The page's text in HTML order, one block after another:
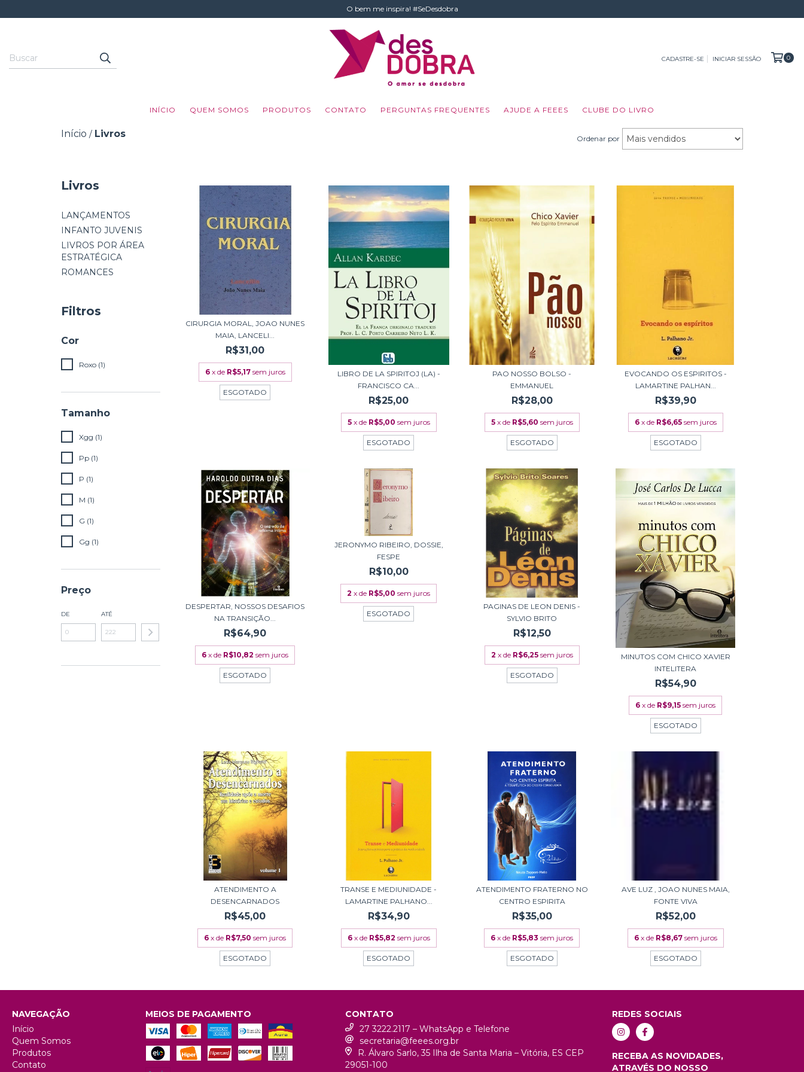
O bem me inspira! #SeDesdobra
CADASTRE-SE INICIAR SESSÃO 0
INÍCIO QUEM SOMOS PRODUTOS CONTATO PERGUNTAS FREQUENTES AJUDE A FEEES CLUBE DO LIVRO
Início / Livros Ordenar por
Livros
LANÇAMENTOS
INFANTO JUVENIS
LIVROS POR ÁREA
ESTRATÉGICA
ROMANCES
Filtros
Cor
Roxo (1)
Tamanho
Xgg (1)
Pp (1)
P (1)
M (1)
G (1)
Gg (1)
Preço
DE ATÉ
CIRURGIA MORAL, JOAO NUNES
MAIA, LANCELI...
R$31,00
6 x de R$5,17 sem juros
ESGOTADO
LIBRO DE LA SPIRITOJ (LA) -
FRANCISCO CA...
R$25,00
5 x de R$5,00 sem juros
ESGOTADO
PAO NOSSO BOLSO -
EMMANUEL
R$28,00
5 x de R$5,60 sem juros
ESGOTADO
EVOCANDO OS ESPIRITOS -
LAMARTINE PALHAN...
R$39,90
6 x de R$6,65 sem juros
ESGOTADO
DESPERTAR, NOSSOS DESAFIOS
NA TRANSIÇÃO...
R$64,90
6 x de R$10,82 sem juros
ESGOTADO
JERONYMO RIBEIRO, DOSSIE,
FESPE
R$10,00
2 x de R$5,00 sem juros
ESGOTADO
PAGINAS DE LEON DENIS -
SYLVIO BRITO
R$12,50
2 x de R$6,25 sem juros
ESGOTADO
MINUTOS COM CHICO XAVIER
INTELITERA
R$54,90
6 x de R$9,15 sem juros
ESGOTADO
ATENDIMENTO A
DESENCARNADOS
R$45,00
6 x de R$7,50 sem juros
ESGOTADO
TRANSE E MEDIUNIDADE -
LAMARTINE PALHANO...
R$34,90
6 x de R$5,82 sem juros
ESGOTADO
ATENDIMENTO FRATERNO NO
CENTRO ESPIRITA
R$35,00
6 x de R$5,83 sem juros
ESGOTADO
AVE LUZ , JOAO NUNES MAIA,
FONTE VIVA
R$52,00
6 x de R$8,67 sem juros
ESGOTADO
NAVEGAÇÃO
Início
Quem Somos
Produtos
Contato
MEIOS DE PAGAMENTO
CONTATO
27 3222.2117 – WhatsApp e Telefone
secretaria@feees.org.br
R. Álvaro Sarlo, 35 Ilha de Santa Maria – Vitória, ES CEP
29051-100
REDES SOCIAIS
RECEBA AS NOVIDADES,
ATRAVÉS DO NOSSO